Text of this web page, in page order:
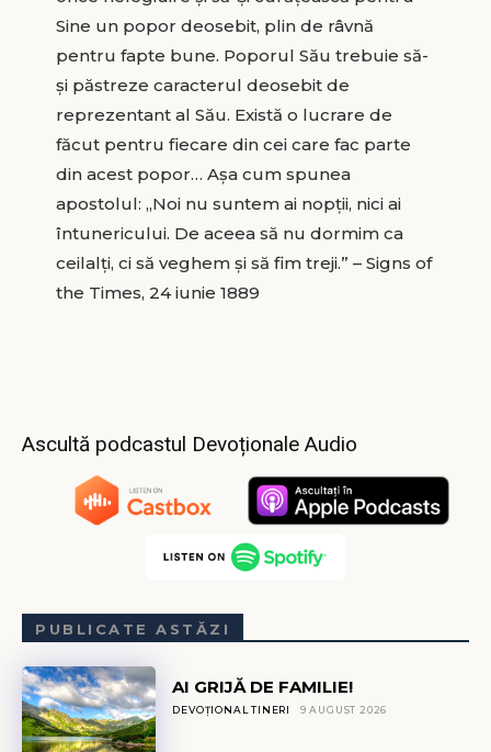
Sine un popor deosebit, plin de râvnă
pentru fapte bune. Poporul Său trebuie să-
și păstreze caracterul deosebit de
reprezentant al Său. Există o lucrare de
făcut pentru fiecare din cei care fac parte
din acest popor… Așa cum spunea
apostolul: „Noi nu suntem ai nopții, nici ai
întunericului. De aceea să nu dormim ca
ceilalți, ci să veghem și să fim treji.” – Signs of
the Times, 24 iunie 1889
Ascultă podcastul Devoționale Audio
PUBLICATE ASTĂZI
AI GRIJĂ DE FAMILIE!
DEVOȚIONAL TINERI 9 AUGUST 2026